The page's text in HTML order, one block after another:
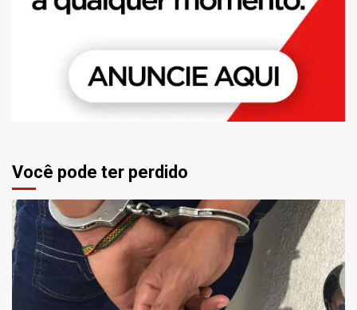
Você pode ter perdido